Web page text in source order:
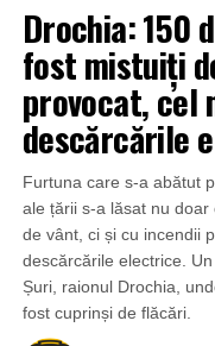
Drochia: 150
fost mistuiți
provocat, cel
descărcările
Furtuna care s-a abătut
ale țării s-a lăsat nu
de vânt, ci și cu incendii
descărcările electrice.
Șuri, raionul Drochia,
fost cuprinși de flăcări.